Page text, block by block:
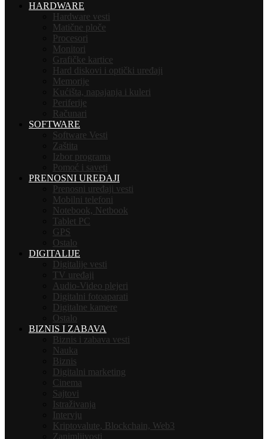
HARDWARE
Hardware vesti
Matične ploče
Procesori
Monitori
Grafičke kartice
Hard diskovi i optički uređaji
Memorije
Kućišta, napajanja i kuleri
Periferije
Računari
SOFTWARE
Software Vesti
Zaštita
Izbor programa
Pomoć i saveti
PRENOSNI UREĐAJI
Prenosni uređaji vesti
Mobilni telefoni
Notebook, Netbook
Tablet PC
GPS
Ostalo
DIGITALIJE
Digitalije vesti
TV uređaji
Audio-Video plejeri
Digitalni fotoaparati
Digitalne kamere
Ostalo
BIZNIS I ZABAVA
Biznis i zabava vesti
Nauka
Biznis
Digitalni marketing
Cinema
Sajtovi
Istraživanja
Intervju
Kriptovalute, Blockchain, Web3
Zanimljivosti